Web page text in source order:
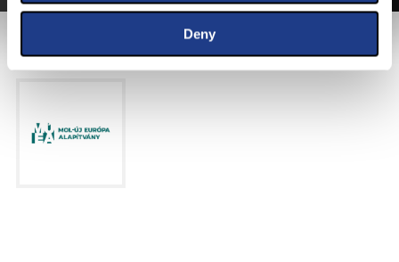
Deny
FŐTÁMOGATÓNK